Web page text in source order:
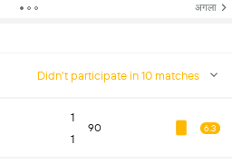
अगला
Didn't participate in 10 matches
1
1
90 6.3